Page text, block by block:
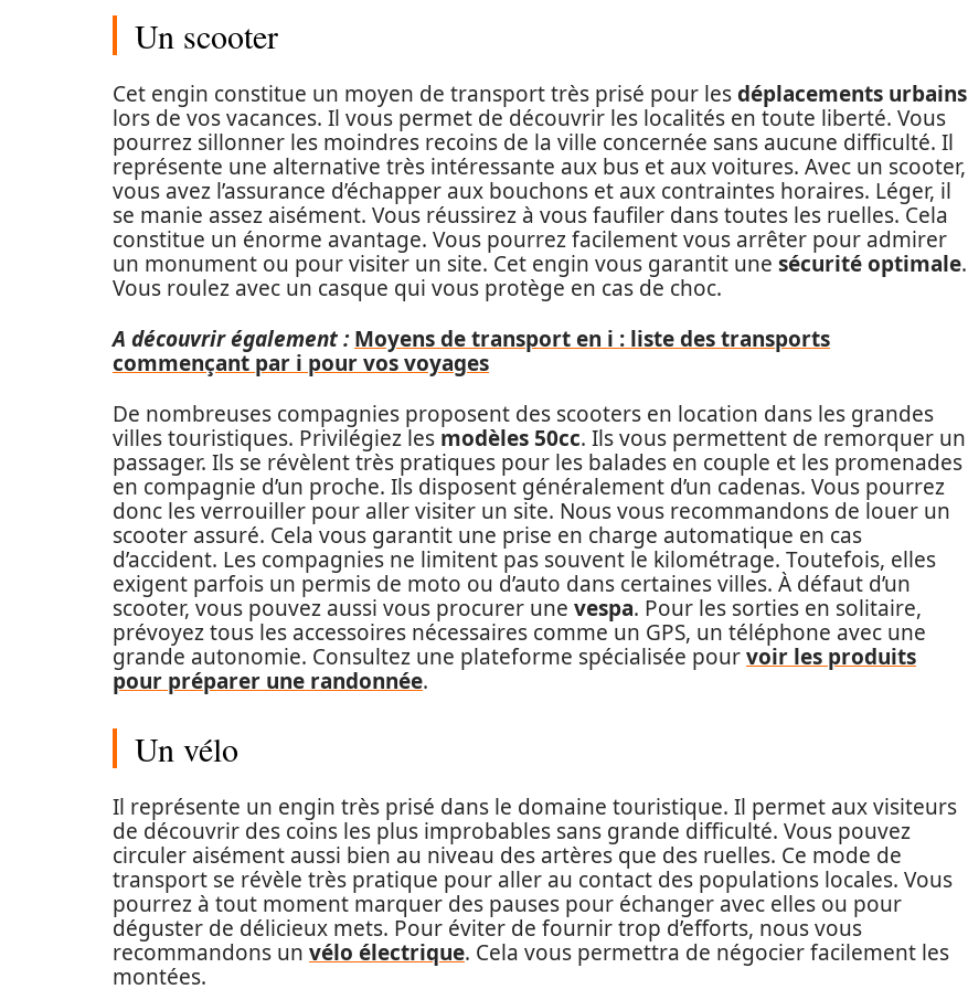
Un scooter
Cet engin constitue un moyen de transport très prisé pour lesdéplacements urbains
lors de vos vacances. Il vous permet de découvrir les localités en toute liberté. Vous
pourrez sillonner les moindres recoins de la ville concernée sans aucune difficulté. Il
représente une alternative très intéressante aux bus et aux voitures. Avec un scooter,
vous avez l’assurance d’échapper aux bouchons et aux contraintes horaires. Léger, il
se manie assez aisément. Vous réussirez à vous faufiler dans toutes les ruelles. Cela
constitue un énorme avantage. Vous pourrez facilement vous arrêter pour admirer
un monument ou pour visiter un site. Cet engin vous garantit une sécurité optimale.
Vous roulez avec un casque qui vous protège en cas de choc.
A découvrir également : Moyens de transport en i : liste des transports
commençant par i pour vos voyages
De nombreuses compagnies proposent des scooters en location dans les grandes
villes touristiques. Privilégiez les modèles 50cc. Ils vous permettent de remorquer un
passager. Ils se révèlent très pratiques pour les balades en couple et les promenades
en compagnie d’un proche. Ils disposent généralement d’un cadenas. Vous pourrez
donc les verrouiller pour aller visiter un site. Nous vous recommandons de louer un
scooter assuré. Cela vous garantit une prise en charge automatique en cas
d’accident. Les compagnies ne limitent pas souvent le kilométrage. Toutefois, elles
exigent parfois un permis de moto ou d’auto dans certaines villes. À défaut d’un
scooter, vous pouvez aussi vous procurer une vespa. Pour les sorties en solitaire,
prévoyez tous les accessoires nécessaires comme un GPS, un téléphone avec une
grande autonomie. Consultez une plateforme spécialisée pourvoir les produits
pour préparer une randonnée.
Un vélo
Il représente un engin très prisé dans le domaine touristique. Il permet aux visiteurs
de découvrir des coins les plus improbables sans grande difficulté. Vous pouvez
circuler aisément aussi bien au niveau des artères que des ruelles. Ce mode de
transport se révèle très pratique pour aller au contact des populations locales. Vous
pourrez à tout moment marquer des pauses pour échanger avec elles ou pour
déguster de délicieux mets. Pour éviter de fournir trop d’efforts, nous vous
recommandons un vélo électrique. Cela vous permettra de négocier facilement les
montées.